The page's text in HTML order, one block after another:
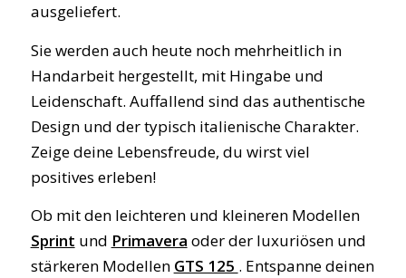
ausgeliefert.
Sie werden auch heute noch mehrheitlich in
Handarbeit hergestellt, mit Hingabe und
Leidenschaft. Auffallend sind das authentische
Design und der typisch italienische Charakter.
Zeige deine Lebensfreude, du wirst viel
positives erleben!
Ob mit den leichteren und kleineren Modellen
Sprint und Primavera oder der luxuriösen und
stärkeren Modellen GTS 125 . Entspanne deinen